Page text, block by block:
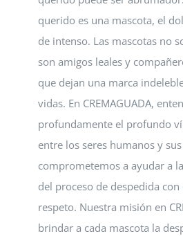
querido es una mascota, el
de intenso. Las mascotas no
son amigos leales y
que dejan una marca
vidas. En CREMAGUADA,
profundamente el profundo
entre los seres humanos y
comprometemos a ayudar a
del proceso de despedida
respeto. Nuestra misión en
brindar a cada mascota la